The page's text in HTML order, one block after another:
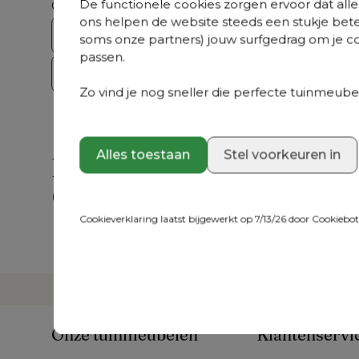
De functionele cookies zorgen ervoor dat
ons helpen de website steeds een stukje
soms onze partners) jouw surfgedrag om je
passen.
Zo vind je nog sneller die perfecte
Alles toestaan Stel voorkeuren in
Cookieverklaring laatst bijgewerkt op 7/13/26 door Cookiebot
Ontdek ons volledig aanbod
Bristol Collecties
Loungesets
Hulp nodig?
Onze tuinmeubelen